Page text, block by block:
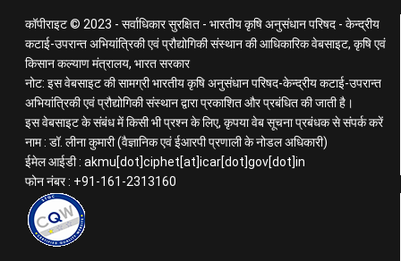
कॉपीराइट © 2023 - सर्वाधिकार सुरक्षित - भारतीय कृषि अनुसंधान परिषद - केन्द्रीय
कटाई-उपरान्त अभियांत्रिकी एवं प्रौद्योगिकी संस्थान की आधिकारिक वेबसाइट, कृषि एवं
किसान कल्याण मंत्रालय, भारत सरकार
नोट: इस वेबसाइट की सामग्री भारतीय कृषि अनुसंधान परिषद-केन्द्रीय कटाई-उपरान्त
अभियांत्रिकी एवं प्रौद्योगिकी संस्थान द्वारा प्रकाशित और प्रबंधित की जाती है।
इस वेबसाइट के संबंध में किसी भी प्रश्न के लिए, कृपया वेब सूचना प्रबंधक से संपर्क करें
नाम : डॉ. लीना कुमारी (वैज्ञानिक एवं ईआरपी प्रणाली के नोडल अधिकारी)
ईमेल आईडी : akmu[dot]ciphet[at]icar[dot]gov[dot]in
फोन नंबर : +91-161-2313160